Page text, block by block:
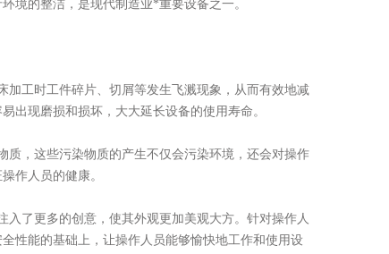
境的整洁，是现代制造业*重要设备之一。
工时工件碎片、切屑等发生飞溅现象，从而有效地减
出现磨损和损坏，大大延长设备的使用寿命。
，这些污染物质的产生不仅会污染环境，还会对操作
作人员的健康。
了更多的创意，使其外观更加美观大方。针对操作人
性能的基础上，让操作人员能够愉快地工作和使用设